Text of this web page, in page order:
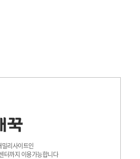
밀리사이트인
터까지 이용가능합니다